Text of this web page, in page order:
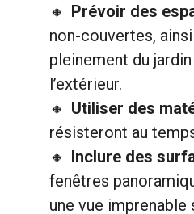
Prévoir des
non-couvertes,
pleinement du
l’extérieur.
Utiliser des
résisteront au
Inclure des
fenêtres
une vue imprenable